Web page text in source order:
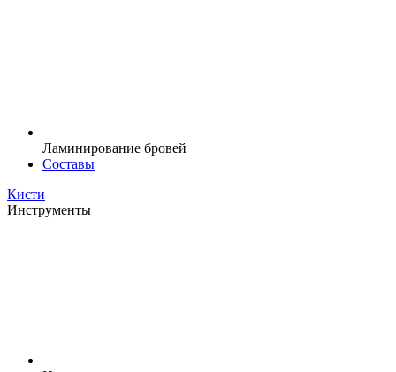
Ламинирование бровей
Составы
Кисти
Инструменты